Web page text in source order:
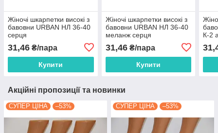
Жіночі шкарпетки високі з
бавовни URBAN НЛ 36-40
серця
31,46 ₴/пара
Купити
Жіночі шкарпетки високі з
бавовни URBAN НЛ 36-40
меланж серця
31,46₴/пара
Купити
К-2
Акційні пропозиції та новинки
СУПЕР ЦІНА –53% СУПЕР ЦІНА –53%